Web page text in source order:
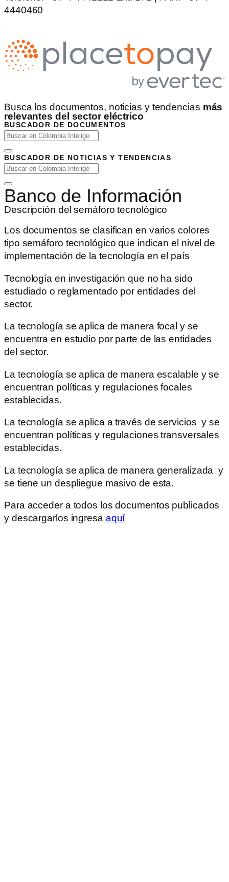
4440460
Busca los documentos, noticias y tendencias más
relevantes del sector eléctrico
BUSCADOR DE DOCUMENTOS
BUSCADOR DE NOTICIAS Y TENDENCIAS
Banco de Información
Descripción del semáforo tecnológico
Los documentos se clasifican en varios colores
tipo semáforo tecnológico que indican el nivel de
implementación de la tecnología en el país
Tecnología en investigación que no ha sido
estudiado o reglamentado por entidades del
sector.
La tecnología se aplica de manera focal y se
encuentra en estudio por parte de las entidades
del sector.
La tecnología se aplica de manera escalable y se
encuentran políticas y regulaciones focales
establecidas.
La tecnología se aplica a través de servicios y se
encuentran políticas y regulaciones transversales
establecidas.
La tecnología se aplica de manera generalizada y
se tiene un despliegue masivo de esta.
Para acceder a todos los documentos publicados
y descargarlos ingresa aquí